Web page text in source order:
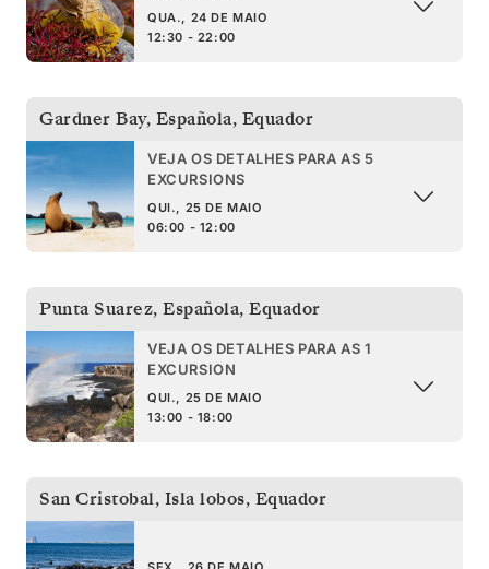
QUA., 24 DE MAIO
12:30 - 22:00
Gardner Bay, Española, Equador
VEJA OS DETALHES PARA AS 5
EXCURSIONS
QUI., 25 DE MAIO
06:00 - 12:00
Punta Suarez, Española, Equador
VEJA OS DETALHES PARA AS 1
EXCURSION
QUI., 25 DE MAIO
13:00 - 18:00
San Cristobal, Isla lobos, Equador